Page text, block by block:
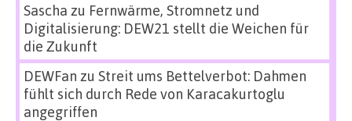
Sascha zu Fernwärme, Stromnetz und
Digitalisierung: DEW21 stellt die Weichen für
die Zukunft
DEWFan zu Streit ums Bettelverbot: Dahmen
fühlt sich durch Rede von Karacakurtoglu
angegriffen